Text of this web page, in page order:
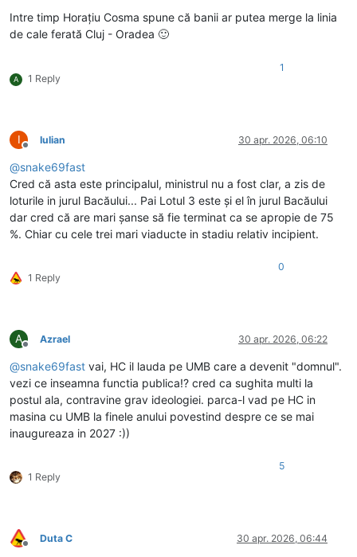
Intre timp Horațiu Cosma spune că banii ar putea merge la linia
de cale ferată Cluj - Oradea 🙂
A 1 Reply
1
I
Deconectat
Iulian 30 apr. 2026, 06:10
@snake69fast
Cred că asta este principalul, ministrul nu a fost clar, a zis de
loturile in jurul Bacăului... Pai Lotul 3 este și el în jurul Bacăului
dar cred că are mari șanse să fie terminat ca se apropie de 75
%. Chiar cu cele trei mari viaducte in stadiu relativ incipient.
1 Reply
0
A
Deconectat
Azrael 30 apr. 2026, 06:22
@snake69fast vai, HC il lauda pe UMB care a devenit "domnul".
vezi ce inseamna functia publica!? cred ca sughita multi la
postul ala, contravine grav ideologiei. parca-l vad pe HC in
masina cu UMB la finele anului povestind despre ce se mai
inaugureaza in 2027 :))
1 Reply
5
Deconectat
Duta C 30 apr. 2026, 06:44